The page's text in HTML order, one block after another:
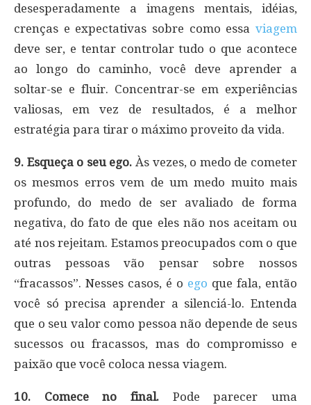
desesperadamente a imagens mentais, idéias,
crenças e expectativas sobre como essa viagem
deve ser, e tentar controlar tudo o que acontece
ao longo do caminho, você deve aprender a
soltar-se e fluir. Concentrar-se em experiências
valiosas, em vez de resultados, é a melhor
estratégia para tirar o máximo proveito da vida.
9. Esqueça o seu ego. Às vezes, o medo de cometer
os mesmos erros vem de um medo muito mais
profundo, do medo de ser avaliado de forma
negativa, do fato de que eles não nos aceitam ou
até nos rejeitam. Estamos preocupados com o que
outras pessoas vão pensar sobre nossos
“fracassos”. Nesses casos, é o ego que fala, então
você só precisa aprender a silenciá-lo. Entenda
que o seu valor como pessoa não depende de seus
sucessos ou fracassos, mas do compromisso e
paixão que você coloca nessa viagem.
10. Comece no final. Pode parecer uma